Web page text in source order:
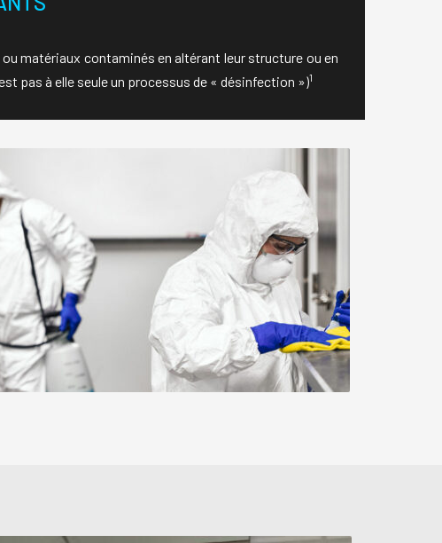
matériaux contaminés en altérant leur structure ou en
pas à elle seule un processus de « désinfection »)1